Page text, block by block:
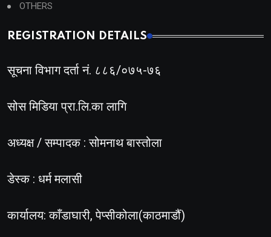
OTHERS
REGISTRATION DETAILS
सूचना विभाग दर्ता नं. ८८६/०७५-७६
सोस मिडिया प्रा.लि.का लागि
अध्यक्ष / सम्पादक : सोमनाथ बास्तोला
डेस्क : धर्म मलासी
कार्यालय: काँडाघारी, पेप्सीकोला(काठमाडौं)